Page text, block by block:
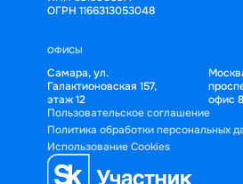
ОГРН 1166313053048
ОФИСЫ
Самара, ул.
Галактионовская 157,
этаж 12
офис
Пользовательское соглашение
Политика обработки персональных
Использование Cookies